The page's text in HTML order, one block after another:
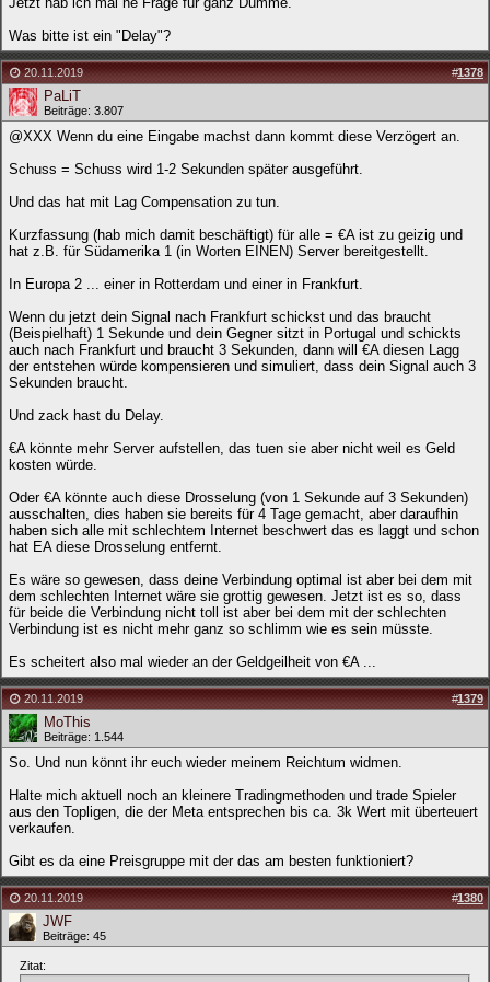
Was bitte ist ein "Delay"?
20.11.2019 #1378
PaLiT
Beiträge: 3.807
@XXX Wenn du eine Eingabe machst dann kommt diese Verzögert an.
Schuss = Schuss wird 1-2 Sekunden später ausgeführt.
Und das hat mit Lag Compensation zu tun.
Kurzfassung (hab mich damit beschäftigt) für alle = €A ist zu geizig und
hat z.B. für Südamerika 1 (in Worten EINEN) Server bereitgestellt.
In Europa 2 ... einer in Rotterdam und einer in Frankfurt.
Wenn du jetzt dein Signal nach Frankfurt schickst und das braucht
(Beispielhaft) 1 Sekunde und dein Gegner sitzt in Portugal und schickts
auch nach Frankfurt und braucht 3 Sekunden, dann will €A diesen Lagg
der entstehen würde kompensieren und simuliert, dass dein Signal auch 3
Sekunden braucht.
Und zack hast du Delay.
€A könnte mehr Server aufstellen, das tuen sie aber nicht weil es Geld
kosten würde.
Oder €A könnte auch diese Drosselung (von 1 Sekunde auf 3 Sekunden)
ausschalten, dies haben sie bereits für 4 Tage gemacht, aber daraufhin
haben sich alle mit schlechtem Internet beschwert das es laggt und schon
hat EA diese Drosselung entfernt.
Es wäre so gewesen, dass deine Verbindung optimal ist aber bei dem mit
dem schlechten Internet wäre sie grottig gewesen. Jetzt ist es so, dass
für beide die Verbindung nicht toll ist aber bei dem mit der schlechten
Verbindung ist es nicht mehr ganz so schlimm wie es sein müsste.
Es scheitert also mal wieder an der Geldgeilheit von €A ...
20.11.2019 #1379
MoThis
Beiträge: 1.544
So. Und nun könnt ihr euch wieder meinem Reichtum widmen.
Halte mich aktuell noch an kleinere Tradingmethoden und trade Spieler
aus den Topligen, die der Meta entsprechen bis ca. 3k Wert mit überteuert
verkaufen.
Gibt es da eine Preisgruppe mit der das am besten funktioniert?
20.11.2019 #1380
JWF
Beiträge: 45
Zitat: